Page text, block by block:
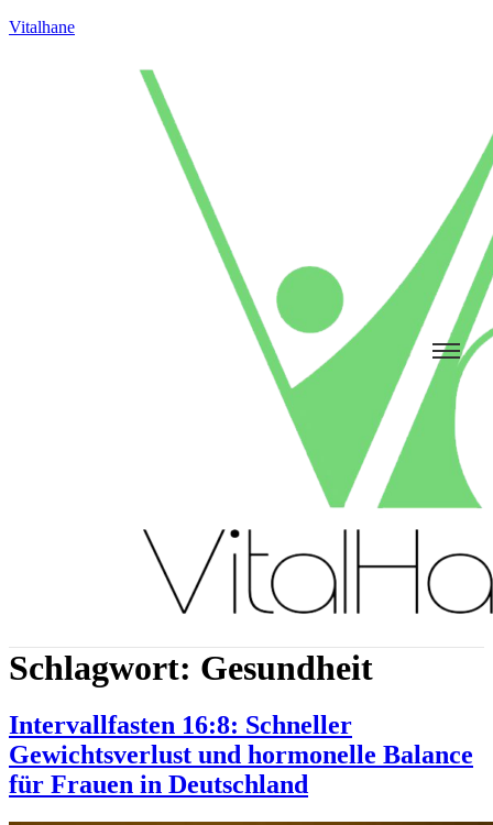
Vitalhane
Schlagwort: Gesundheit
Intervallfasten 16:8: Schneller
Gewichtsverlust und hormonelle Balance
für Frauen in Deutschland